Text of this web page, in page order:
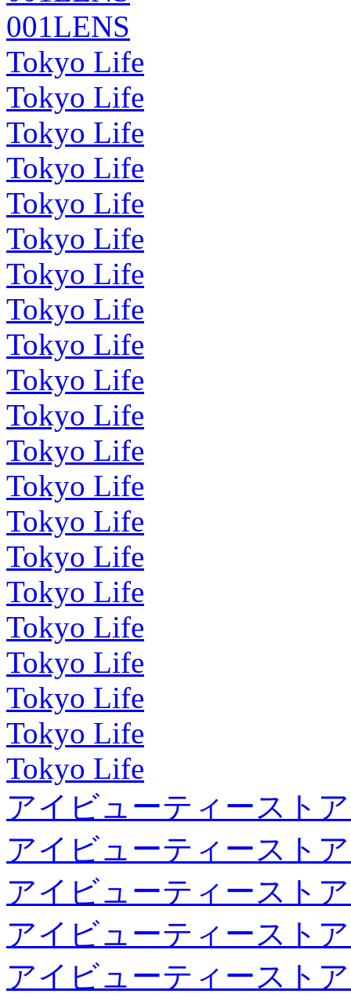
001LENS
Tokyo Life
Tokyo Life
Tokyo Life
Tokyo Life
Tokyo Life
Tokyo Life
Tokyo Life
Tokyo Life
Tokyo Life
Tokyo Life
Tokyo Life
Tokyo Life
Tokyo Life
Tokyo Life
Tokyo Life
Tokyo Life
Tokyo Life
Tokyo Life
Tokyo Life
Tokyo Life
Tokyo Life
アイビューティースト
アイビューティースト
アイビューティースト
アイビューティースト
アイビューティースト